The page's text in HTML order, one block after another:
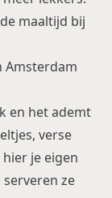
maaltijd bij
en het ademt
verse
je eigen
ze